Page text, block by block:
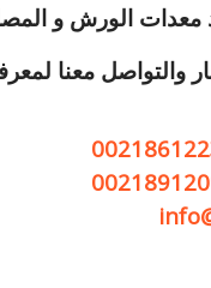
معدات الورش و
والتواصل معنا